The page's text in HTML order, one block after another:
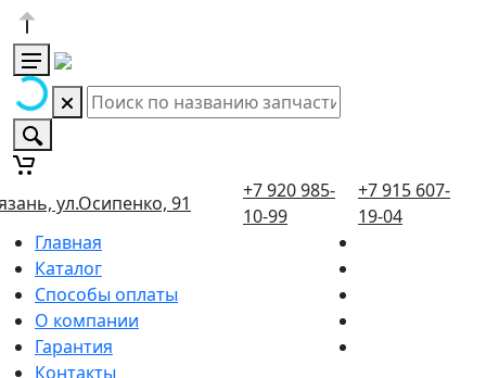
ул.Осипенко, 91
+7 920 985-
10-99
+7 915 607-
19-04
Главная
Каталог
Способы оплаты
О компании
Гарантия
Контакты